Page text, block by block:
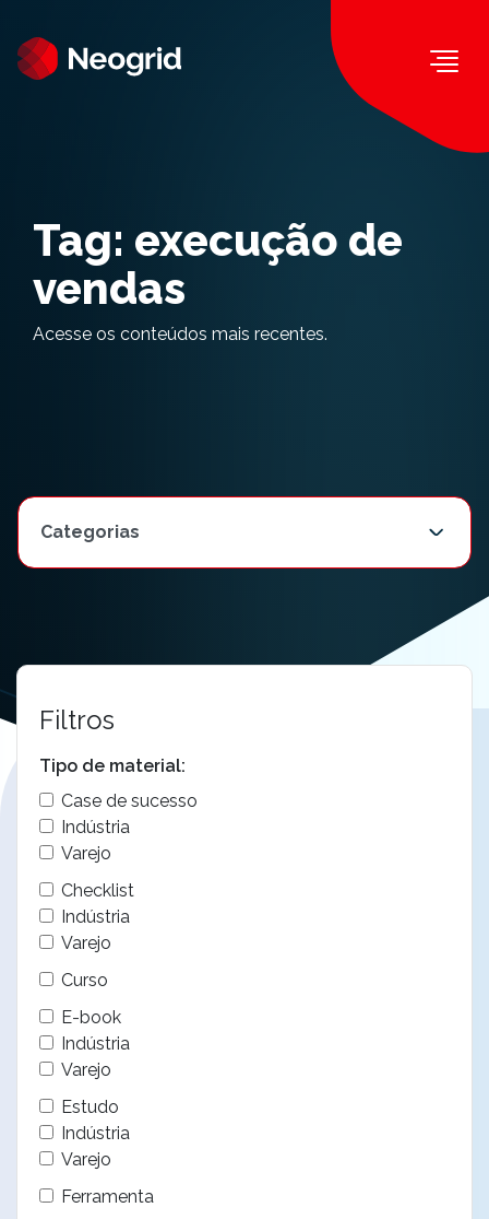
Tag: execução de
vendas
Acesse os conteúdos mais recentes.
Filtros
Tipo de material:
Case de sucesso
Indústria
Varejo
Checklist
Indústria
Varejo
Curso
E-book
Indústria
Varejo
Estudo
Indústria
Varejo
Ferramenta